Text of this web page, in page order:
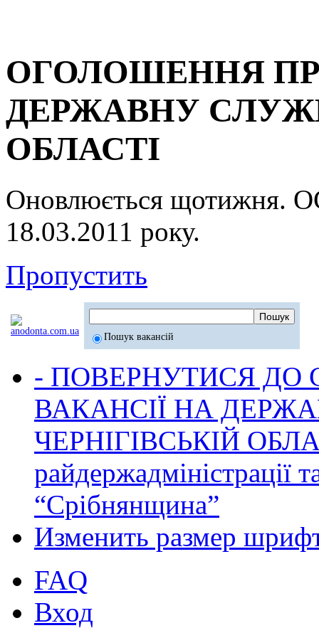
ОГОЛОШЕННЯ
ДЕРЖАВНУ
ОБЛАСТІ
Оновлюється
18.03.2011 року.
Пропустить
Пошук вакансій
- ПОВЕРНУТИСЯ ДО
ВАКАНСІЇ НА
ЧЕРНІГІВСЬКІЙ
райдержадміністрації
“Срібнянщина”
Изменить размер
FAQ
Вход